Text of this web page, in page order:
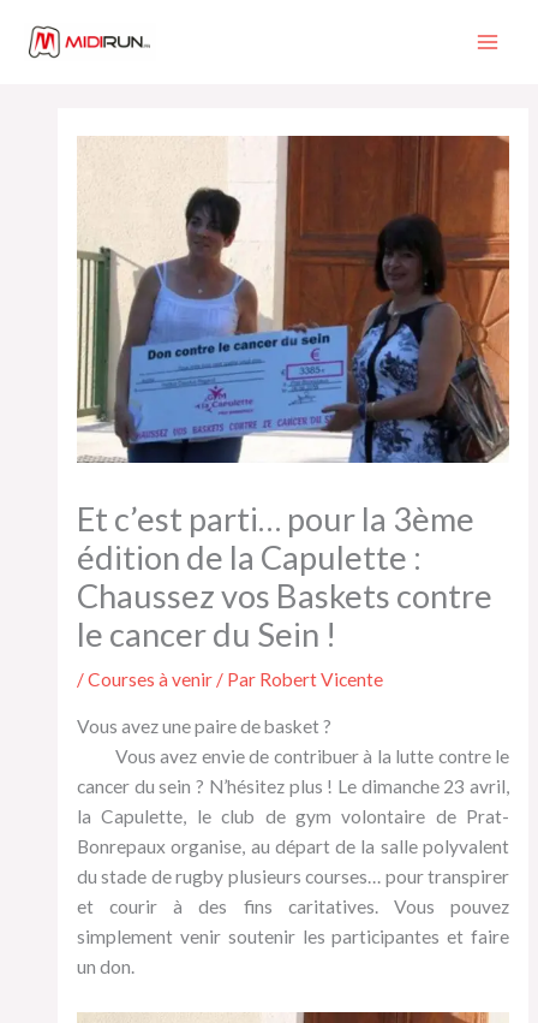
Et c’est parti… pour la 3ème
édition de la Capulette :
Chaussez vos Baskets contre
le cancer du Sein !
/Courses à venir/ Par Robert Vicente
Vous avez une paire de basket ?
Vous avez envie de contribuer à la lutte contre le
cancer du sein ? N’hésitez plus ! Le dimanche 23 avril,
la Capulette, le club de gym volontaire de Prat-
Bonrepaux organise, au départ de la salle polyvalent
du stade de rugby plusieurs courses… pour transpirer
et courir à des fins caritatives. Vous pouvez
simplement venir soutenir les participantes et faire
un don.